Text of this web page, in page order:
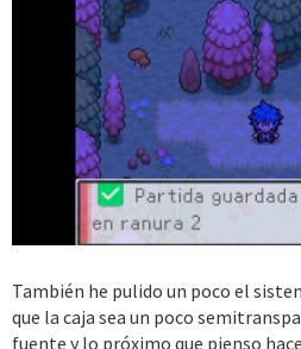
También he pulido un poco el
que la caja sea un poco
fuente y lo próximo que pienso